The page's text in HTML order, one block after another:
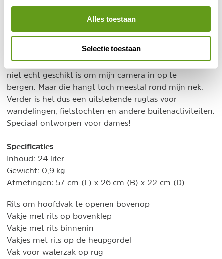
Alles toestaan
Selectie toestaan
voorzien voor het bevestigen van wandelstokken, ijsbijl
Echt nadelen heb ik niet kunnen ondervinden aan deze
tas. Het enige wat ik misschien jammer vind, is dat hij
niet echt geschikt is om mijn camera in op te
bergen. Maar die hangt toch meestal rond mijn nek.
Verder is het dus een uitstekende rugtas voor
wandelingen, fietstochten en andere buitenactiviteiten.
Speciaal ontworpen voor dames!
Specificaties
Inhoud: 24 liter
Gewicht: 0,9 kg
Afmetingen: 57 cm (L) x 26 cm (B) x 22 cm (D)
Rits om hoofdvak te openen bovenop
Vakje met rits op bovenklep
Vakje met rits binnenin
Vakjes met rits op de heupgordel
Vak voor waterzak op rug